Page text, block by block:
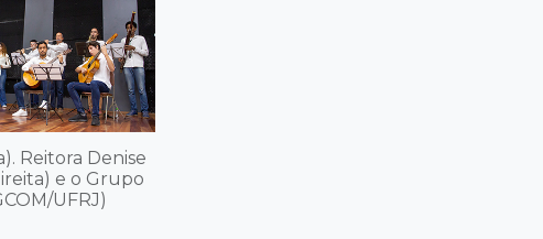
Reitora Denise
e o Grupo
UFRJ)